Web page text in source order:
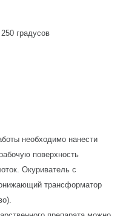
градусов
необходимо нанести
поверхность
Окуриватель с
трансформатор